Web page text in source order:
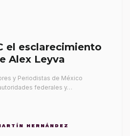
el esclarecimiento
Alex Leyva
y Periodistas de México
federales y…
HERNÁNDEZ